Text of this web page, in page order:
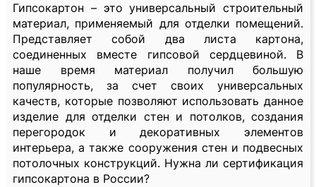
Гипсокартон – это универсальный строительный
материал, применяемый для отделки помещений.
Представляет собой два листа картона,
соединенных вместе гипсовой сердцевиной. В
наше время материал получил большую
популярность, за счет своих универсальных
качеств, которые позволяют использовать данное
изделие для отделки стен и потолков, создания
перегородок и декоративных элементов
интерьера, а также сооружения стен и подвесных
потолочных конструкций. Нужна ли сертификация
гипсокартона в России?